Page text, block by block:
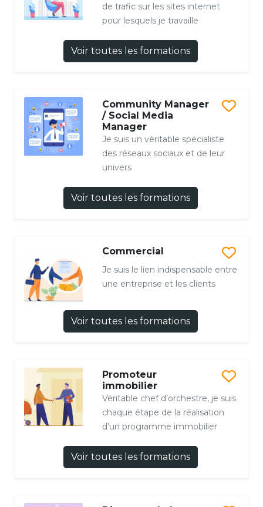
de trafic sur les sites internet
pour lesquels je travaille
Voir toutes les formations
Community Manager
/ Social Media
Manager
Je suis un véritable spécialiste
des réseaux sociaux et de leur
univers
Voir toutes les formations
Commercial
Je suis le lien indispensable entre
une entreprise et les clients
Voir toutes les formations
Promoteur
immobilier
Véritable chef d’orchestre, je suis
chaque étape de la réalisation
d’un programme immobilier
Voir toutes les formations